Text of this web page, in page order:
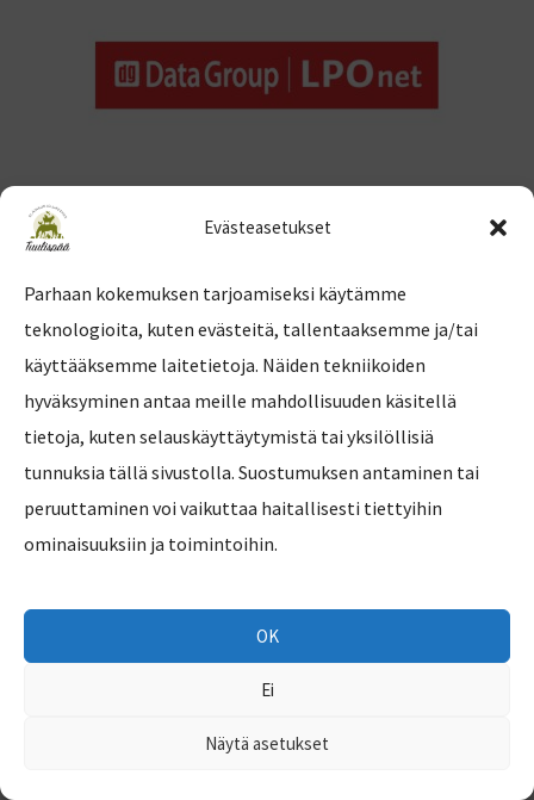
Evästeasetukset
Parhaan kokemuksen tarjoamiseksi käytämme
teknologioita, kuten evästeitä, tallentaaksemme ja/tai
käyttääksemme laitetietoja. Näiden tekniikoiden
hyväksyminen antaa meille mahdollisuuden käsitellä
tietoja, kuten selauskäyttäytymistä tai yksilöllisiä
tunnuksia tällä sivustolla. Suostumuksen antaminen tai
peruuttaminen voi vaikuttaa haitallisesti tiettyihin
ominaisuuksiin ja toimintoihin.
OK
Ei
Näytä asetukset
joka koostuu itsenäisistä, paikallisista yrityksistä. Heiltä saat yrityksellesi
toimintavarmat ja tietoturvalliset työkalut, joilla on mukava työskennellä.
DataGroup räätälöi ratkaisut juuri teidän tarpeisiinne ja kehittää niitä
kanssanne, jotta liiketoimintanne voi kasvaa ja menestyä.